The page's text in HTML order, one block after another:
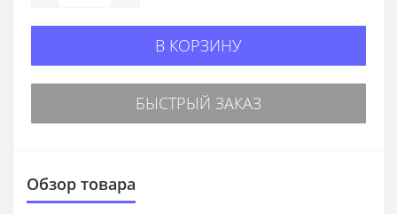
В КОРЗИНУ
БЫСТРЫЙ ЗАКАЗ
Обзор товара